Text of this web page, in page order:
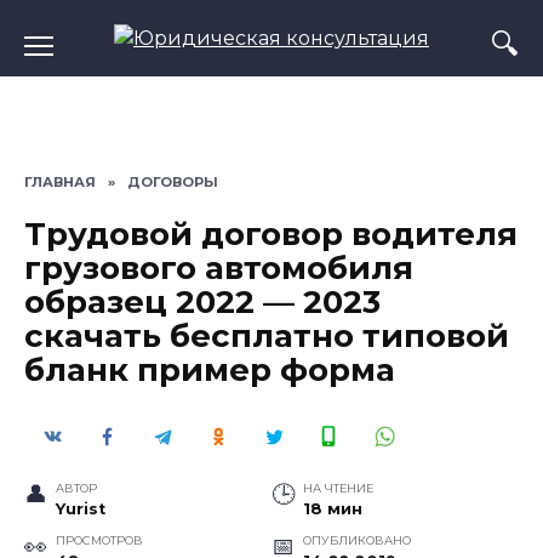
содержанию
ГЛАВНАЯ » ДОГОВОРЫ
Трудовой договор водителя
грузового автомобиля
образец 2022 — 2023
скачать бесплатно типовой
бланк пример форма
АВТОР
Yurist
НА ЧТЕНИЕ
18 мин
ПРОСМОТРОВ ОПУБЛИКОВАНО